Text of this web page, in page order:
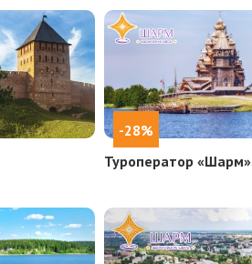
-28%
Туроператор «Шарм»